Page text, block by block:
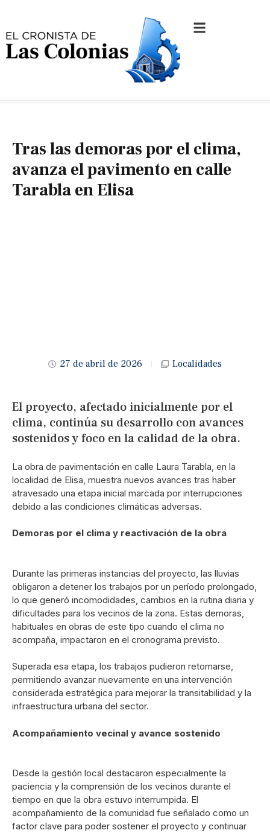
Tras las demoras por el clima,
avanza el pavimento en calle
Tarabla en Elisa
27 de abril de 2026 Localidades
El proyecto, afectado inicialmente por el
clima, continúa su desarrollo con avances
sostenidos y foco en la calidad de la obra.
La obra de pavimentación en calle Laura Tarabla, en la
localidad de Elisa, muestra nuevos avances tras haber
atravesado una etapa inicial marcada por interrupciones
debido a las condiciones climáticas adversas.
Demoras por el clima y reactivación de la obra
Durante las primeras instancias del proyecto, las lluvias
obligaron a detener los trabajos por un período prolongado,
lo que generó incomodidades, cambios en la rutina diaria y
dificultades para los vecinos de la zona. Estas demoras,
habituales en obras de este tipo cuando el clima no
acompaña, impactaron en el cronograma previsto.
Superada esa etapa, los trabajos pudieron retomarse,
permitiendo avanzar nuevamente en una intervención
considerada estratégica para mejorar la transitabilidad y la
infraestructura urbana del sector.
Acompañamiento vecinal y avance sostenido
Desde la gestión local destacaron especialmente la
paciencia y la comprensión de los vecinos durante el
tiempo en que la obra estuvo interrumpida. El
acompañamiento de la comunidad fue señalado como un
factor clave para poder sostener el proyecto y continuar